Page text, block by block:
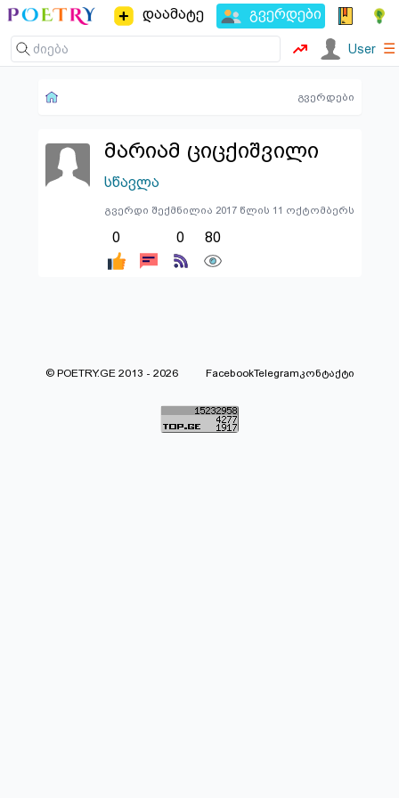
დაამატე გვერდები
User ☰
გვერდები
მარიამ ციცქიშვილი
სწავლა
გვერდი შექმნილია 2017 წლის 11 ოქტომბერს
0 0 80
© POETRY.GE 2013 - 2026 FacebookTelegramკონტაქტი